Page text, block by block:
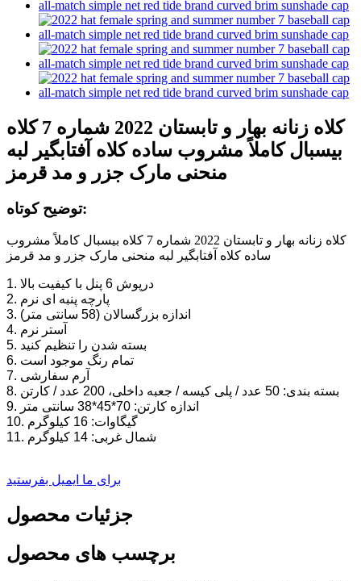
کلاه زنانه بهار و تابستان 2022 شماره 7 کلاه
بیسبال کاملاً مشروب ساده کلاه آفتابگیر لبه
منحنی مارک جزر و مد قرمز
توضیح کوتاه:
کلاه زنانه بهار و تابستان 2022 شماره 7 کلاه بیسبال کاملاً مشروب
ساده کلاه آفتابگیر لبه منحنی مارک جزر و مد قرمز
1. درپوش 6 پنل با کیفیت بالا
2. پارچه پنبه ای نرم
3. اندازه بزرگسالان (58 سانتی متر)
4. آستر نرم
5. بسته شدن را تنظیم کنید
6. تمام رنگ موجود است
7. آرم سفارشی
8. بسته بندی: 50 عدد / پلی کیسه / جعبه داخلی، 200 عدد / کارتن
9. اندازه کارتن: 70*45*38 سانتی متر
10. گیگاوات: 16 کیلوگرم
11. شمال غربی: 14 کیلوگرم
برای ما ایمیل بفرستید
جزئیات محصول
برچسب های محصول